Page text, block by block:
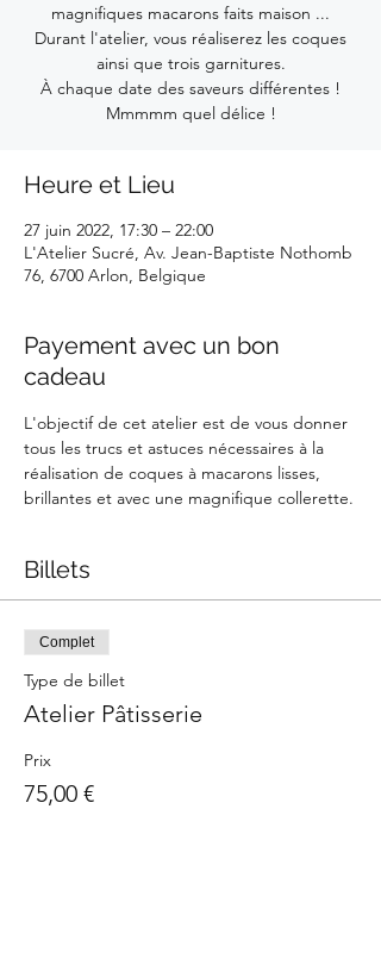
magnifiques macarons faits maison ...
Durant l'atelier, vous réaliserez les coques
ainsi que trois garnitures.
À chaque date des saveurs différentes !
Mmmmm quel délice !
Heure et Lieu
27 juin 2022, 17:30 – 22:00
L'Atelier Sucré, Av. Jean-Baptiste Nothomb
76, 6700 Arlon, Belgique
Payement avec un bon
cadeau
L'objectif de cet atelier est de vous donner
tous les trucs et astuces nécessaires à la
réalisation de coques à macarons lisses,
brillantes et avec une magnifique collerette.
Billets
Complet
Type de billet
Atelier Pâtisserie
Prix
75,00 €